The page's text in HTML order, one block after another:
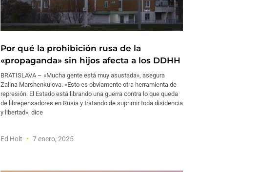
Por qué la prohibición rusa de la
«propaganda» sin hijos afecta a los DDHH
BRATISLAVA – «Mucha gente está muy asustada», asegura
Zalina Marshenkulova. «Esto es obviamente otra herramienta de
represión. El Estado está librando una guerra contra lo que queda
de librepensadores en Rusia y tratando de suprimir toda disidencia
y libertad», dice
Ed Holt 7 enero, 2025